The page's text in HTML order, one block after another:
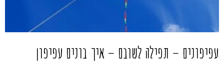
עפיפונים – תפילה לשובם – איך בונים עפיפון